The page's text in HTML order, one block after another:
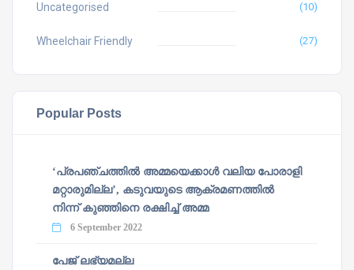
Uncategorised (10)
Wheelchair Friendly (27)
Popular Posts
‘പ്രപഞ്ചത്തില്‍ അമ്മയെക്കാള്‍ വലിയ പോരാളി
മറ്റാരുമില്ല’, കടുവയുടെ ആക്രമണത്തില്‍
നിന്ന് കുഞ്ഞിനെ രക്ഷിച്ച് അമ്മ
6 September 2022
പേജ് ലഭ്യമല്ല